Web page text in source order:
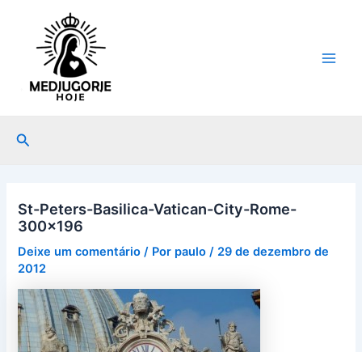
conteúdo
Pesquisar
St-Peters-Basilica-Vatican-City-Rome-
300×196
Deixe um comentário / Por paulo/ 29 de dezembro de
2012
navigation